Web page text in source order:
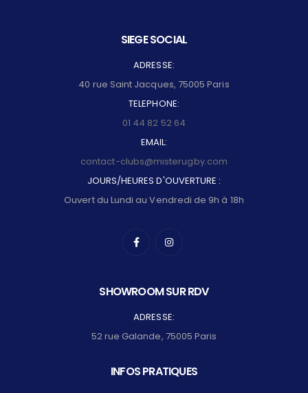
SIEGE SOCIAL
ADRESSE:
40 rue Saint Jacques, 75005 Paris
TELEPHONE:
01 44 82 52 64
EMAIL:
contact-clubs@misterugby.com
JOURS/HEURES D'OUVERTURE :
Ouvert du Lundi au Vendredi de 9h à 18h
SHOWROOM SUR RDV
ADRESSE:
52 rue Galande, 75005 Paris
INFOS PRATIQUES